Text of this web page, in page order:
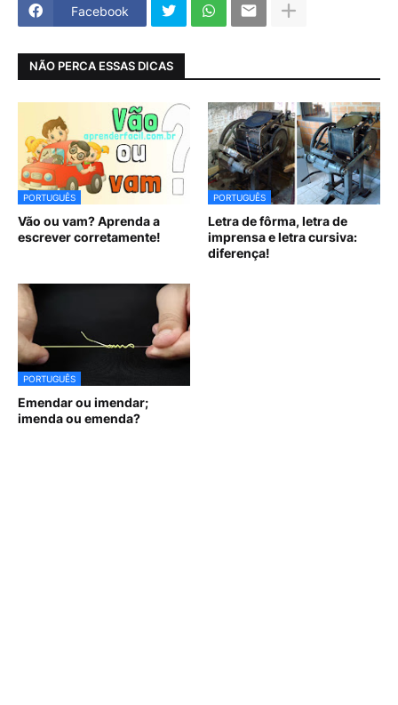
Facebook
NÃO PERCA ESSAS DICAS
PORTUGUÊS
Vão ou vam? Aprenda a
escrever corretamente!
PORTUGUÊS
Letra de fôrma, letra de
imprensa e letra cursiva:
diferença!
PORTUGUÊS
Emendar ou imendar;
imenda ou emenda?